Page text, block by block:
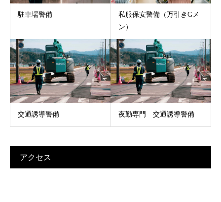
駐車場警備
私服保安警備（万引きGメ
ン）
交通誘導警備 夜勤専門 交通誘導警備
アクセス